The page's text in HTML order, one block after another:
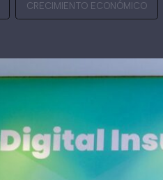
CRECIMIENTO ECONÓMICO